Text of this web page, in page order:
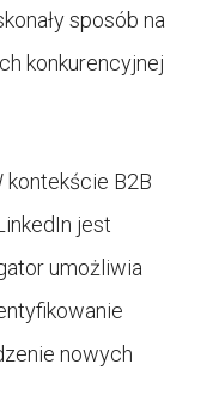
sposób na
konkurencyjnej
kontekście B2B
jest
umożliwia
nowych